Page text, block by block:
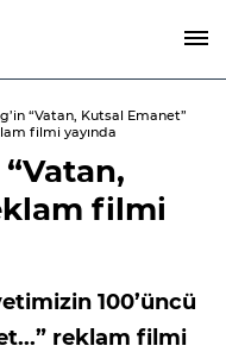
“Vatan, Kutsal Emanet”
filmi yayında
“Vatan,
filmi
100’üncü
reklam filmi